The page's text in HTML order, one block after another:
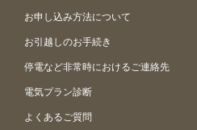
お申し込み方法について
お引越しのお手続き
停電など非常時におけるご連絡先
電気プラン診断
よくあるご質問